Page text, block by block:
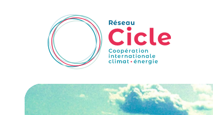
Aller au contenu principal